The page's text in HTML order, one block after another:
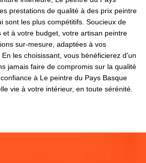
prestations de qualité à des prix peintre
sont les plus compétitifs. Soucieux de
et à votre budget, votre artisan peintre
sur-mesure, adaptées à vos
les choisissant, vous bénéficierez d'un
jamais faire de compromis sur la qualité
à Le peintre du Pays Basque
vie à votre intérieur, en toute sérénité.